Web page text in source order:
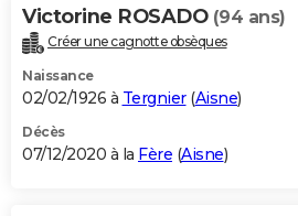
Victorine ROSADO (94 ans)
Créer une cagnotte obsèques
Naissance
02/02/1926 à Tergnier(Aisne)
Décès
07/12/2020 à la Fère (Aisne)